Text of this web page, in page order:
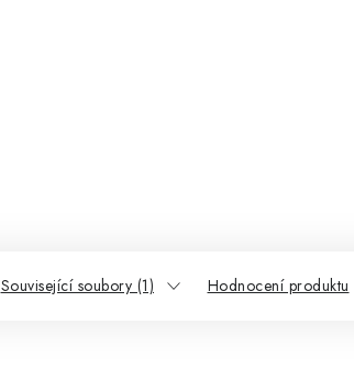
Související soubory (1) Hodnocení produktu